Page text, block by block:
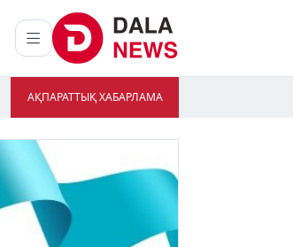
АҚПАРАТТЫҚ ХАБАРЛАМА